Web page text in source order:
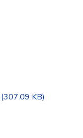
(307.09 KB)